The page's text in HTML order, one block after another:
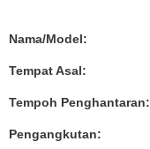
Nama/Model:
Tempat Asal:
Tempoh Penghantaran:
Pengangkutan: